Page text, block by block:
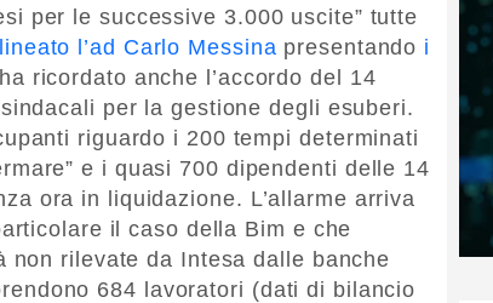
per le successive 3.000 uscite” tutte
l’ad Carlo Messina presentando i
ricordato anche l’accordo del 14
per la gestione degli esuberi.
riguardo i 200 tempi determinati
e i quasi 700 dipendenti delle 14
ora in liquidazione. L’allarme arriva
il caso della Bim e che
non rilevate da Intesa dalle banche
684 lavoratori (dati di bilancio